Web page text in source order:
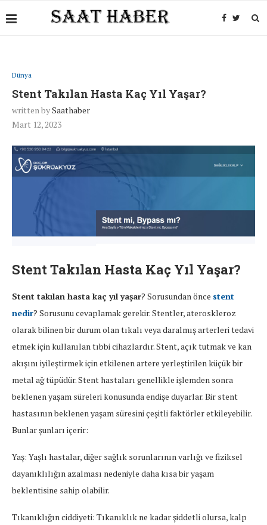
Dünya
Stent Takılan Hasta Kaç Yıl Yaşar?
written bySaathaber
Mart 12, 2023
Stent Takılan Hasta Kaç Yıl Yaşar?
Stent takılan hasta kaç yıl yaşar? Sorusundan önce stent
nedir? Sorusunu cevaplamak gerekir. Stentler, ateroskleroz
olarak bilinen bir durum olan tıkalı veya daralmış arterleri tedavi
etmek için kullanılan tıbbi cihazlardır. Stent, açık tutmak ve kan
akışını iyileştirmek için etkilenen artere yerleştirilen küçük bir
metal ağ tüpüdür. Stent hastaları genellikle işlemden sonra
beklenen yaşam süreleri konusunda endişe duyarlar. Bir stent
hastasının beklenen yaşam süresini çeşitli faktörler etkileyebilir.
Bunlar şunları içerir:
Yaş: Yaşlı hastalar, diğer sağlık sorunlarının varlığı ve fiziksel
dayanıklılığın azalması nedeniyle daha kısa bir yaşam
beklentisine sahip olabilir.
Tıkanıklığın ciddiyeti: Tıkanıklık ne kadar şiddetli olursa, kalp